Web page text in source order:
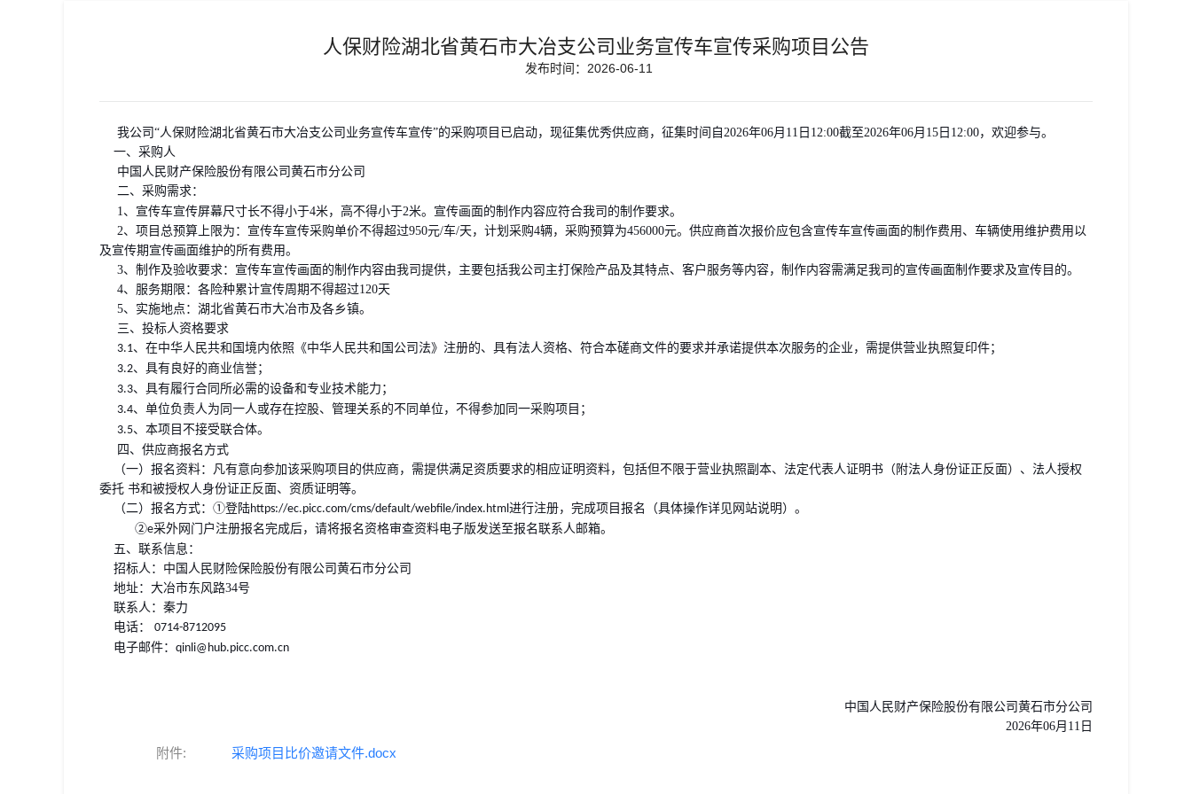
人保财险湖北省黄石市大冶支公司业务宣传车宣传采购项目公告
发布时间：2026-06-11
我公司 “人保财险湖北省黄石市大冶支公司业务宣传车宣传”的采购项目已启动，现征集优秀供应商，征集时间自2026年06月11日12:00截至2026年06月15日12:00，欢迎参与。
一、采购人
中国人民财产保险股份有限公司黄石市分公司
二、采购需求：
1、宣传车宣传屏幕尺寸长不得小于4米，高不得小于2米。宣传画面的制作内容应符合我司的制作要求。
2、项目总预算上限为：宣传车宣传采购单价不得超过950元/车/天，计划采购4辆，采购预算为456000元。供应商首次报价应包含宣传车宣传画面的制作费用、车辆使用维护费用以
及宣传期宣传画面维护的所有费用。
3、制作及验收要求：宣传车宣传画面的制作内容由我司提供，主要包括我公司主打保险产品及其特点、客户服务等内容，制作内容需满足我司的宣传画面制作要求及宣传目的。
4、 服务期限 ： 各险种累计宣传周期不得超过120天
5、 实施地点：湖北省黄石市大冶市及各乡镇。
三、投标人资格要求
3.1、在中华人民共和国境内依照《中华人民共和国公司法》注册的、具有法人资格、符合本磋商文件的要求并承诺提供本次服务的企业，需提供营业执照复印件；
3.2、具有良好的商业信誉；
3.3、具有履行合同所必需的设备和专业技术能力；
3.4、单位负责人为同一人或存在控股、管理关系的不同单位，不得参加同一采购项目；
3.5、本项目不接受联合体。
四、供应商报名方式
（一）报名资料：凡有意向参加该采购项目的供应商，需提供满足资质要求的相应证明资料，包括但不限于营业执照副本、法定代表人证明书（附法人身份证正反面）、法人授权
委托 书和被授权人身份证正反面、资质证明等。
（二）报名方式： ①登陆https://ec.picc.com/cms/default/webfile/index.html进行注册，完成项目报名（具体操作详见网站说明）。
②e采外网门户注册报名完成后，请将报名资格审查资料电子版发送至报名联系人邮箱。
五、联系信息：
招标人：中国人民财险保险股份有限公司黄石市分公司
地址：大冶市东风路34号
联系人：秦力
电话：
0714-8712095
电子邮件： qinli@hub.picc.com.cn
中国人民财产保险股份有限公司黄石市分公司
2026年06月11日
附件: 采购项目比价邀请文件.docx